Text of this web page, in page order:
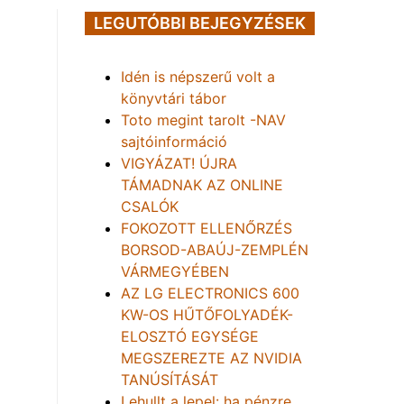
LEGUTÓBBI BEJEGYZÉSEK
Idén is népszerű volt a
könyvtári tábor
Toto megint tarolt -NAV
sajtóinformáció
VIGYÁZAT! ÚJRA
TÁMADNAK AZ ONLINE
CSALÓK
FOKOZOTT ELLENŐRZÉS
BORSOD-ABAÚJ-ZEMPLÉN
VÁRMEGYÉBEN
AZ LG ELECTRONICS 600
KW-OS HŰTŐFOLYADÉK-
ELOSZTÓ EGYSÉGE
MEGSZEREZTE AZ NVIDIA
TANÚSÍTÁSÁT